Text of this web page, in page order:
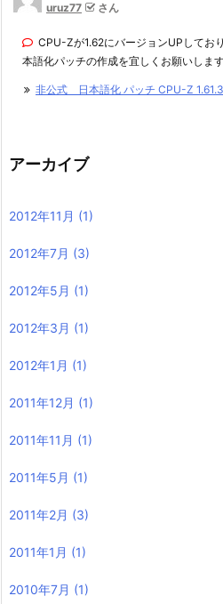
uruz77
さん
CPU-Zが1.62にバージョンUPしてお
本語化パッチの作成を宜しくお願いします
非公式 日本語化 パッチ CPU-Z
アーカイブ
2012年11月 (1)
2012年7月 (3)
2012年5月 (1)
2012年3月 (1)
2012年1月 (1)
2011年12月 (1)
2011年11月 (1)
2011年5月 (1)
2011年2月 (3)
2011年1月 (1)
2010年7月 (1)